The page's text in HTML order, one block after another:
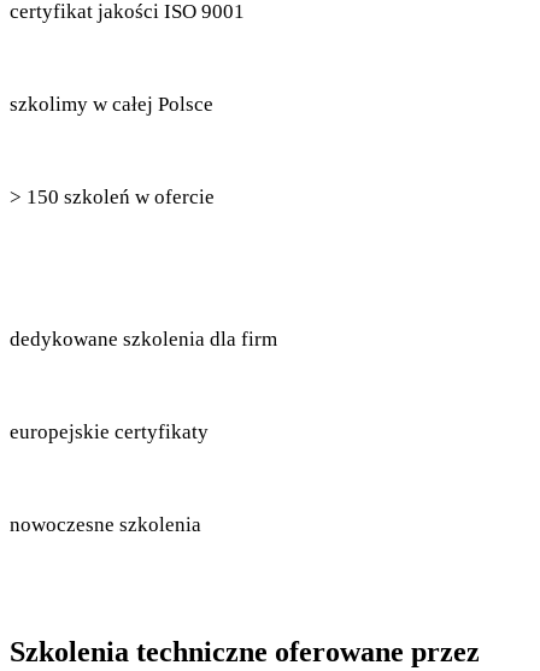
certyfikat jakości ISO 9001
szkolimy w całej Polsce
> 150 szkoleń w ofercie
dedykowane szkolenia dla firm
europejskie certyfikaty
nowoczesne szkolenia
Szkolenia techniczne oferowane przez